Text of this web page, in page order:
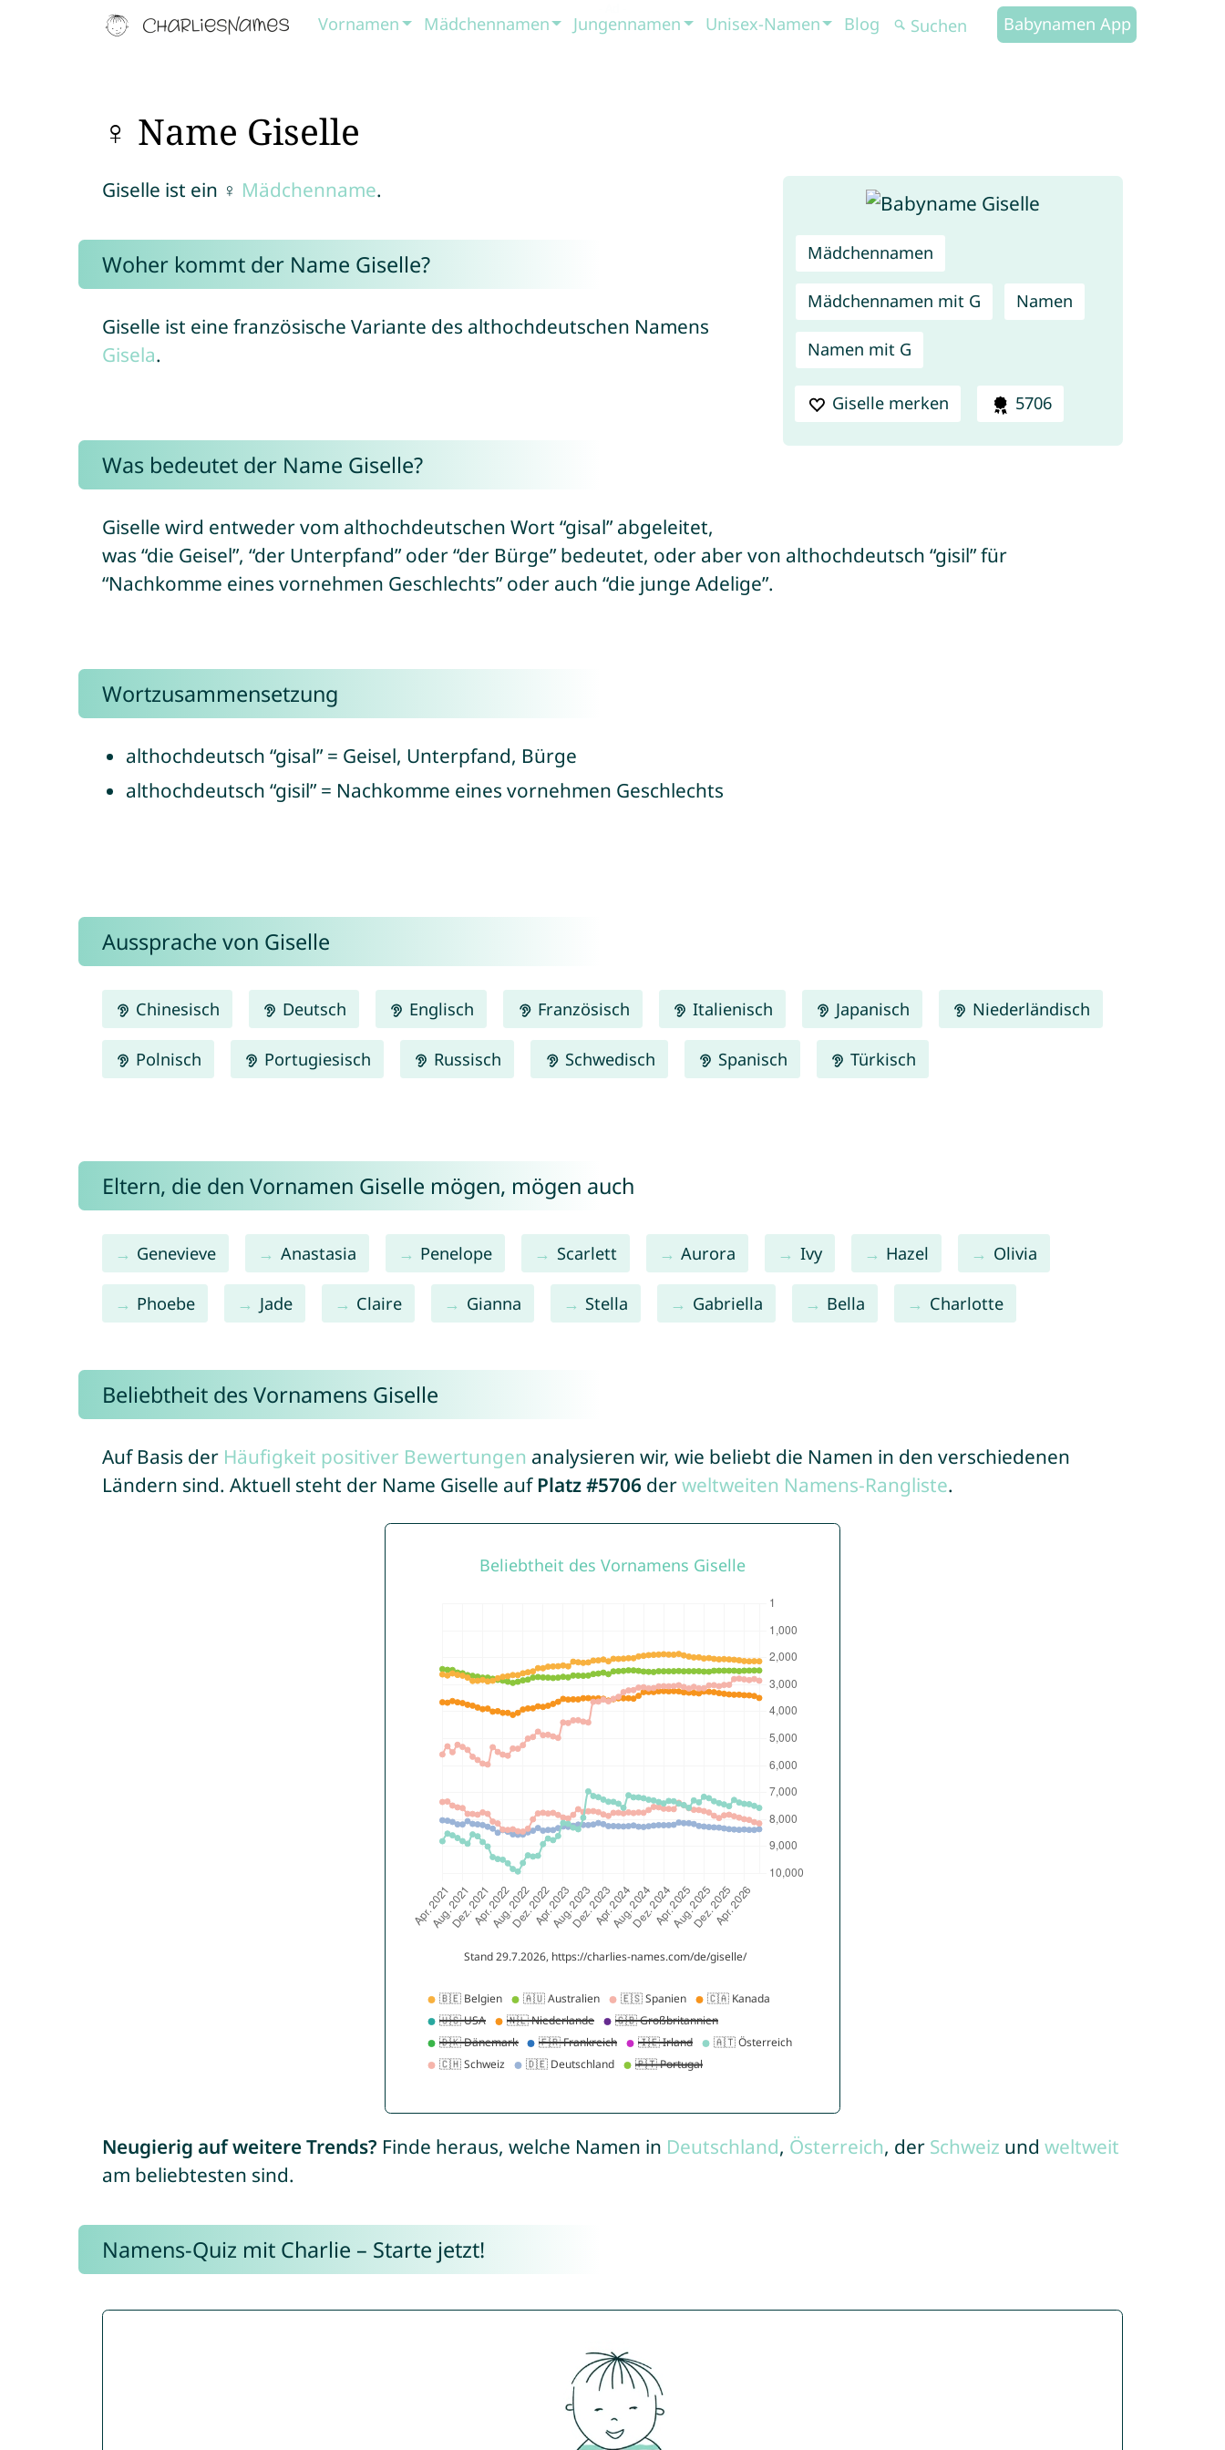
Vornamen Mädchennamen Jungennamen Unisex-Namen Blog Babynamen App
♀ Name Giselle
Mädchennamen
Mädchennamen mit G Namen
Namen mit G
Giselle merken 5706
Giselle ist ein ♀ Mädchenname.
Woher kommt der Name Giselle?
Giselle ist eine französische Variante des althochdeutschen Namens
Gisela.
Was bedeutet der Name Giselle?
Giselle wird entweder vom althochdeutschen Wort “gisal” abgeleitet,
was “die Geisel”, “der Unterpfand” oder “der Bürge” bedeutet, oder aber von althochdeutsch “gisil” für
“Nachkomme eines vornehmen Geschlechts” oder auch “die junge Adelige”.
Wortzusammensetzung
althochdeutsch “gisal” = Geisel, Unterpfand, Bürge
althochdeutsch “gisil” = Nachkomme eines vornehmen Geschlechts
Aussprache von Giselle
Chinesisch Deutsch Englisch Französisch Italienisch Japanisch Niederländisch
Polnisch Portugiesisch Russisch Schwedisch Spanisch Türkisch
Eltern, die den Vornamen Giselle mögen, mögen auch
Genevieve Anastasia Penelope Scarlett Aurora Ivy Hazel Olivia
Phoebe Jade Claire Gianna Stella Gabriella Bella Charlotte
Beliebtheit des Vornamens Giselle
Auf Basis der Häufigkeit positiver Bewertungen analysieren wir, wie beliebt die Namen in den verschiedenen
Ländern sind. Aktuell steht der Name Giselle auf Platz #5706 derweltweiten Namens-Rangliste.
Neugierig auf weitere Trends? Finde heraus, welche Namen in Deutschland, Österreich, der Schweiz und weltweit
am beliebtesten sind.
Namens-Quiz mit Charlie – Starte jetzt!